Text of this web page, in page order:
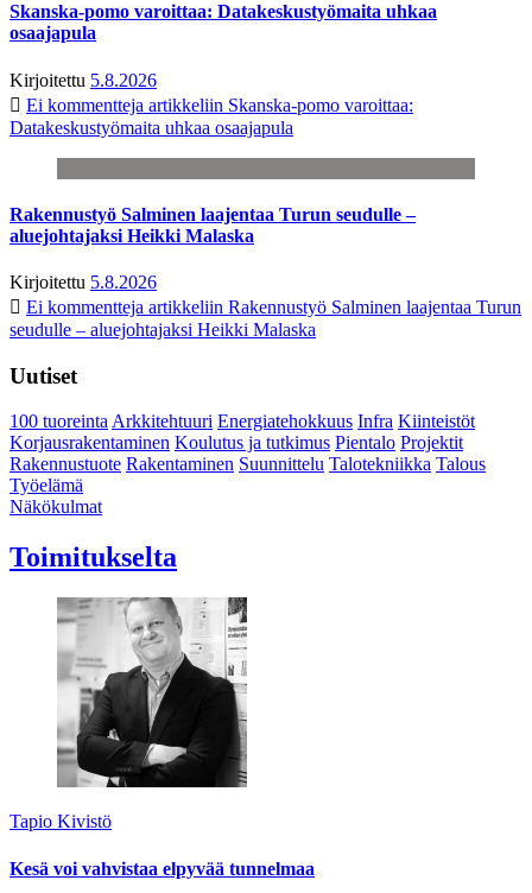
Skanska-pomo varoittaa: Datakeskustyömaita uhkaa
osaajapula
Kirjoitettu 5.8.2026
Ei kommentteja artikkeliin Skanska-pomo varoittaa:
Datakeskustyömaita uhkaa osaajapula
Rakennustyö Salminen laajentaa Turun seudulle –
aluejohtajaksi Heikki Malaska
Kirjoitettu 5.8.2026
Ei kommentteja artikkeliin Rakennustyö Salminen laajentaa Turun
seudulle – aluejohtajaksi Heikki Malaska
Uutiset
100 tuoreintaArkkitehtuuri Energiatehokkuus Infra Kiinteistöt
Korjausrakentaminen Koulutus ja tutkimus Pientalo Projektit
Rakennustuote Rakentaminen Suunnittelu Talotekniikka Talous
Työelämä
Näkökulmat
Toimitukselta
Tapio Kivistö
Kesä voi vahvistaa elpyvää tunnelmaa